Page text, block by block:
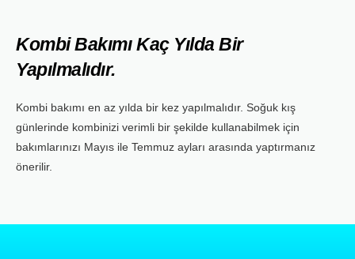
Kombi Bakımı Kaç Yılda Bir
Yapılmalıdır.
Kombi bakımı en az yılda bir kez yapılmalıdır. Soğuk kış
günlerinde kombinizi verimli bir şekilde kullanabilmek için
bakımlarınızı Mayıs ile Temmuz ayları arasında yaptırmanız
önerilir.